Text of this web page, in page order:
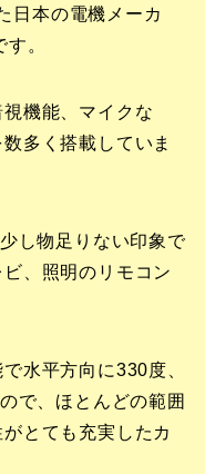
日本の電機メーカ
。
機能、マイクな
多く搭載していま
し物足りない印象で
、照明のリモコン
水平方向に330度、
で、ほとんどの範囲
とても充実したカ